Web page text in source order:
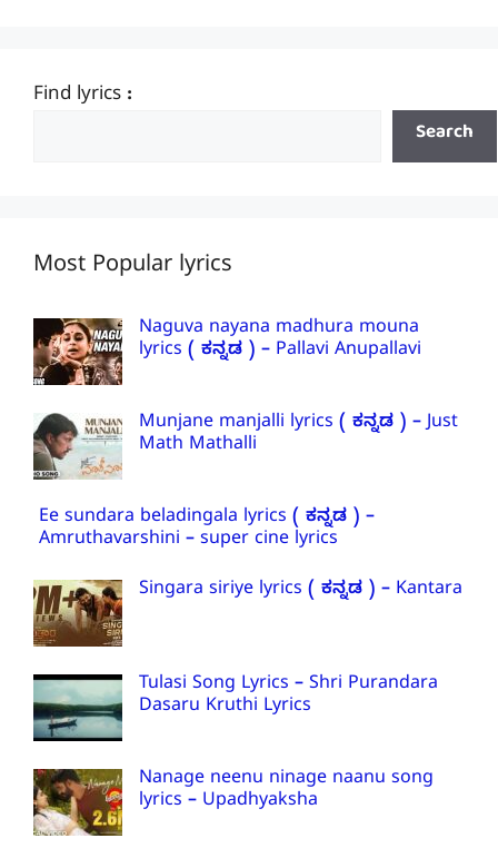
Find lyrics :
Search
Most Popular lyrics
Naguva nayana madhura mouna
lyrics ( ಕನ್ನಡ ) – Pallavi Anupallavi
Munjane manjalli lyrics ( ಕನ್ನಡ ) – Just
Math Mathalli
Ee sundara beladingala lyrics ( ಕನ್ನಡ ) –
Amruthavarshini – super cine lyrics
Singara siriye lyrics ( ಕನ್ನಡ ) – Kantara
Tulasi Song Lyrics – Shri Purandara
Dasaru Kruthi Lyrics
Nanage neenu ninage naanu song
lyrics – Upadhyaksha